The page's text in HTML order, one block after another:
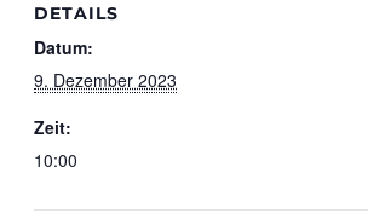
DETAILS
Datum:
9. Dezember 2023
Zeit:
10:00